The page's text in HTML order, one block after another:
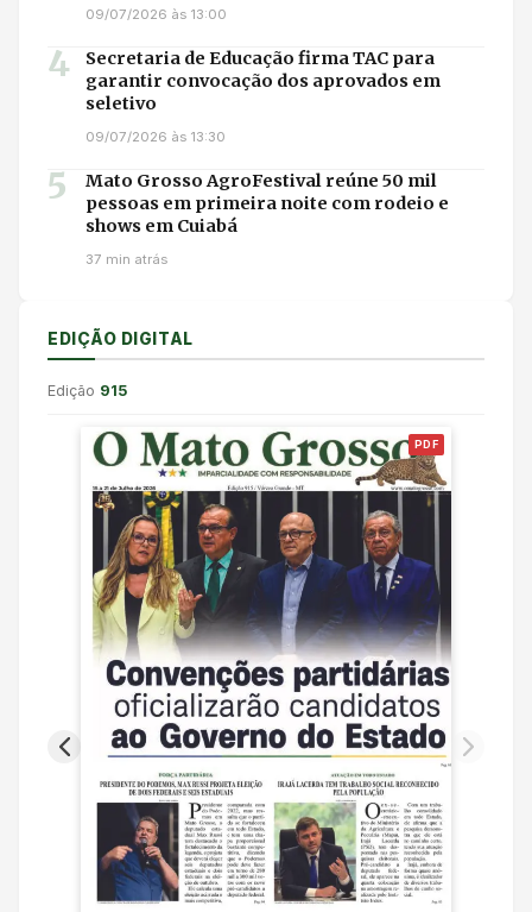
09/07/2026 às 13:00
4
Secretaria de Educação firma TAC para
garantir convocação dos aprovados em
seletivo
09/07/2026 às 13:30
5
Mato Grosso AgroFestival reúne 50 mil
pessoas em primeira noite com rodeio e
shows em Cuiabá
37 min atrás
EDIÇÃO DIGITAL
Edição 915
PDF